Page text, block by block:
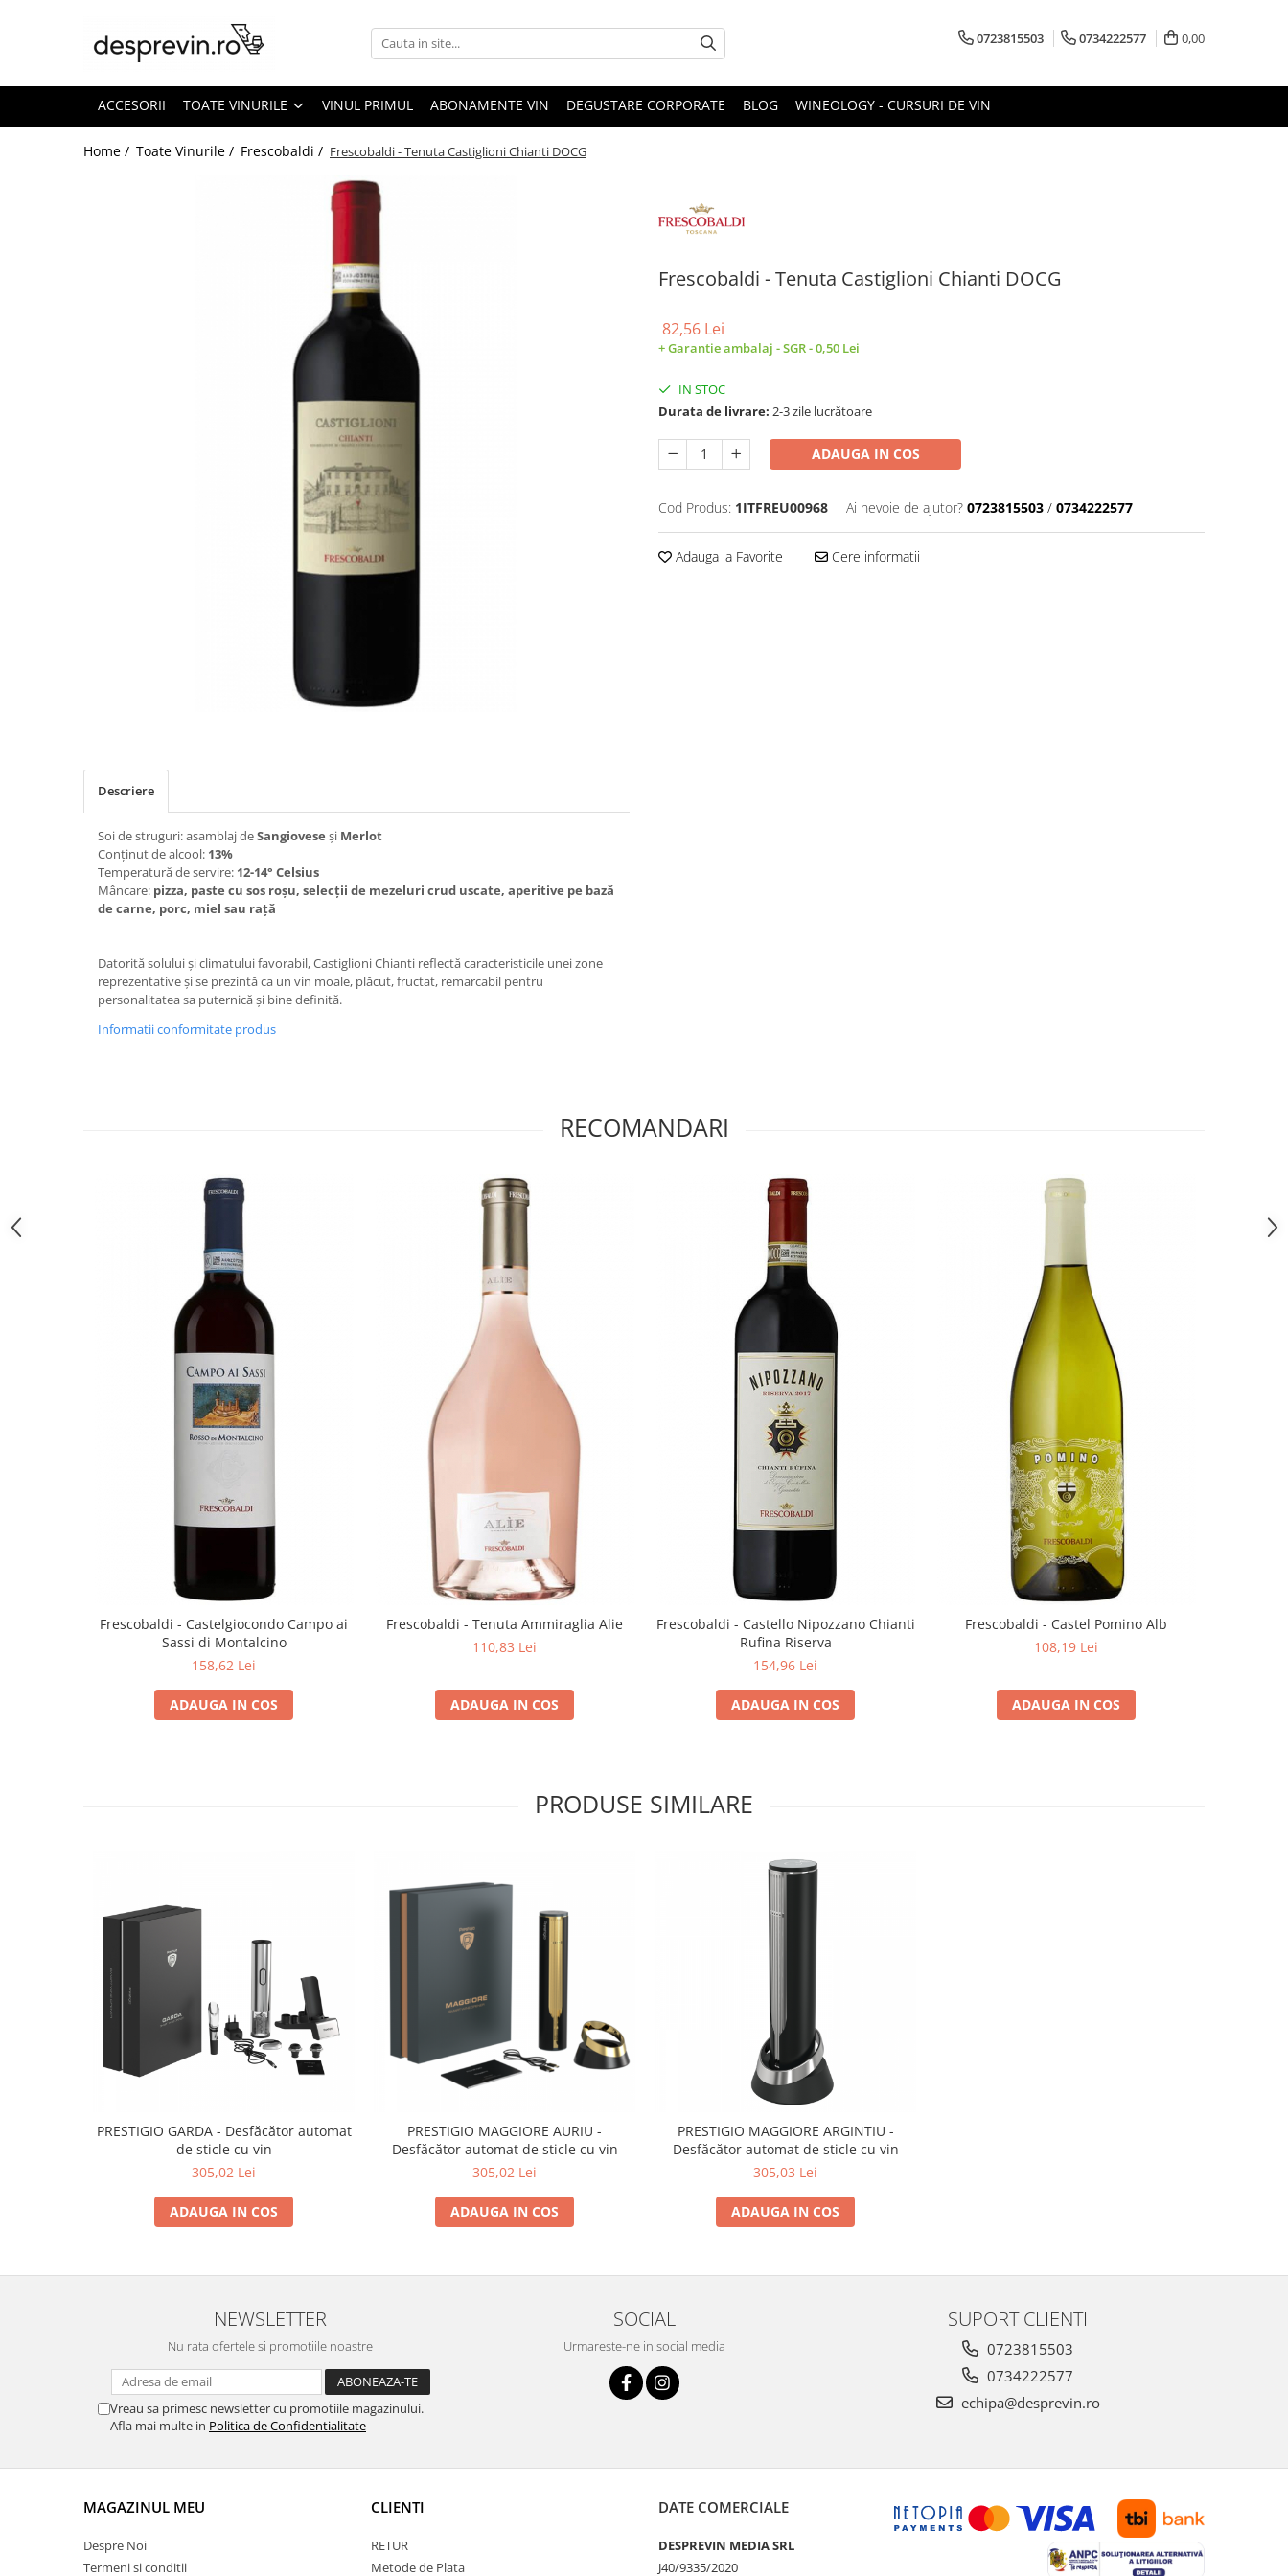
Crama S.E.R.V.E
Crama LILIAC
Crama RASOVA
Grup FRESCOBALDI
VINUL Bikers For Humanity
Crama BALLA GEZA
Vinuri SPECIALE
Domeniile Prince MATEI
Domeniile SÂMBUREȘTI
Vinuri din GRECIA
Domeniile FRANCO-ROMÂNE
0723815503 0734222577 0,00
ACCESORII TOATE VINURILE VINUL PRIMUL ABONAMENTE VIN DEGUSTARE CORPORATE BLOG WINEOLOGY - CURSURI DE VIN
Home / Toate Vinurile / Frescobaldi / Frescobaldi - Tenuta Castiglioni Chianti DOCG
Frescobaldi - Tenuta Castiglioni Chianti DOCG
82,56 Lei
+ Garantie ambalaj - SGR - 0,50 Lei
IN STOC
Durata de livrare: 2-3 zile lucrătoare
ADAUGA IN COS
Cod Produs: 1ITFREU00968 Ai nevoie de ajutor? 0723815503 / 0734222577
Adauga la Favorite Cere informatii
Descriere
Soi de struguri: asamblaj deSangiovese și Merlot
Conținut de alcool: 13%
Temperatură de servire: 12-14° Celsius
Mâncare: pizza, paste cu sos roșu, selecții de mezeluri crud uscate, aperitive pe bază
de carne, porc, miel sau rață
Datorită solului și climatului favorabil, Castiglioni Chianti reflectă caracteristicile unei zone
reprezentative și se prezintă ca un vin moale, plăcut, fructat, remarcabil pentru
personalitatea sa puternică și bine definită.
Informatii conformitate produs
RECOMANDARI
Frescobaldi - Castelgiocondo Campo ai
Sassi di Montalcino
158,62 Lei
ADAUGA IN COS
Frescobaldi - Tenuta Ammiraglia Alie
110,83 Lei
ADAUGA IN COS
Frescobaldi - Castello Nipozzano Chianti
Rufina Riserva
154,96 Lei
ADAUGA IN COS
Frescobaldi - Castel Pomino Alb
108,19 Lei
ADAUGA IN COS
PRODUSE SIMILARE
PRESTIGIO GARDA - Desfăcător automat
de sticle cu vin
305,02 Lei
ADAUGA IN COS
PRESTIGIO MAGGIORE AURIU -
Desfăcător automat de sticle cu vin
305,02 Lei
ADAUGA IN COS
PRESTIGIO MAGGIORE ARGINTIU -
Desfăcător automat de sticle cu vin
305,03 Lei
ADAUGA IN COS
NEWSLETTER
Nu rata ofertele si promotiile noastre
Vreau sa primesc newsletter cu promotiile magazinului.
Afla mai multe in Politica de Confidentialitate
SOCIAL
Urmareste-ne in social media
SUPORT CLIENTI
0723815503
0734222577
echipa@desprevin.ro
MAGAZINUL MEU
Despre Noi
Termeni si conditii
CLIENTI
RETUR
Metode de Plata
DATE COMERCIALE
DESPREVIN MEDIA SRL
J40/9335/2020